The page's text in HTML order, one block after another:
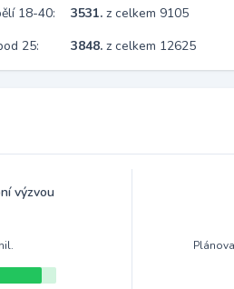
18-40:
3531. z celkem 9105
25:
3848. z celkem 12625
výzvou